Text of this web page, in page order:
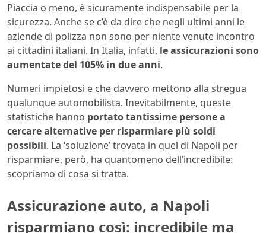
Piaccia o meno, è sicuramente indispensabile per la
sicurezza. Anche se c’è da dire che negli ultimi anni le
aziende di polizza non sono per niente venute incontro
ai cittadini italiani. In Italia, infatti, le assicurazioni sono
aumentate del 105% in due anni.
Numeri impietosi e che davvero mettono alla stregua
qualunque automobilista. Inevitabilmente, queste
statistiche hanno portato tantissime persone a
cercare alternative per risparmiare più soldi
possibili. La ‘soluzione’ trovata in quel di Napoli per
risparmiare, però, ha quantomeno dell’incredibile:
scopriamo di cosa si tratta.
Assicurazione auto, a Napoli
risparmiano così: incredibile ma